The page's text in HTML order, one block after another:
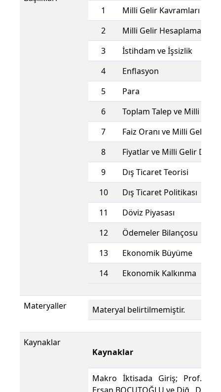
1
Milli Gelir Kavramları
2
Milli Gelir Hesaplama
3
İstihdam ve İşsizlik
4
Enflasyon
5
Para
6
Toplam Talep ve Milli
7
Faiz Oranı ve Milli Gelir
8
Fiyatlar ve Milli Gelir
9
Dış Ticaret Teorisi
10
Dış Ticaret Politikası
11
Döviz Piyasası
12
Ödemeler Bilançosu
13
Ekonomik Büyüme
14
Ekonomik Kalkınma
Materyaller Materyal belirtilmemiştir.
Kaynaklar
Kaynaklar
Makro İktisada Giriş; Prof. Dr.